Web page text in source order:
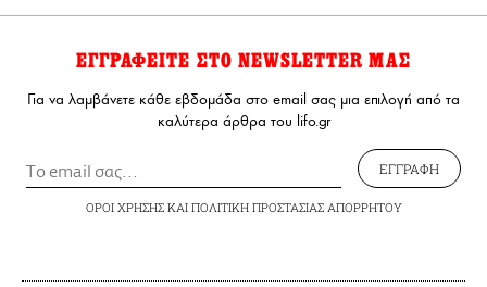
ΕΓΓΡΑΦΕΙΤΕ ΣΤΟ NEWSLETTER ΜΑΣ
Για να λαμβάνετε κάθε εβδομάδα στο email σας μια επιλογή από τα
καλύτερα άρθρα του lifo.gr
ΕΓΓΡΑΦΗ
ΟΡΟΙ ΧΡΗΣΗΣΚΑΙ ΠΟΛΙΤΙΚΗ ΠΡΟΣΤΑΣΙΑΣ ΑΠΟΡΡΗΤΟΥ